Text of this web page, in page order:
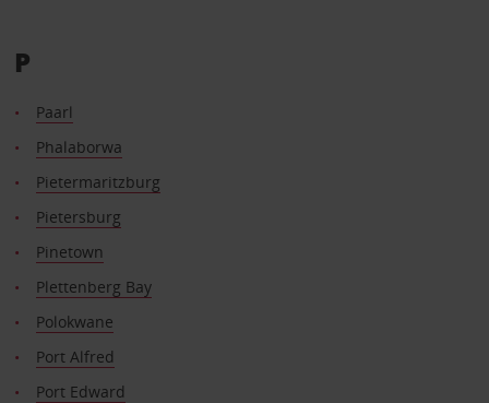
P
Paarl
Phalaborwa
Pietermaritzburg
Pietersburg
Pinetown
Plettenberg Bay
Polokwane
Port Alfred
Port Edward